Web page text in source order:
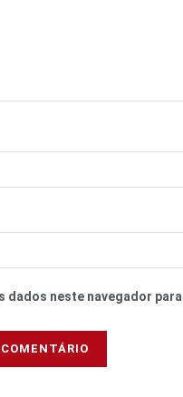
dados neste navegador